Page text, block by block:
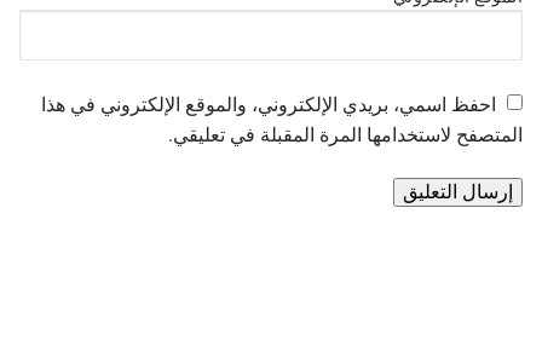
احفظ اسمي، بريدي الإلكتروني، والموقع الإلكتروني في هذا
المتصفح لاستخدامها المرة المقبلة في تعليقي.